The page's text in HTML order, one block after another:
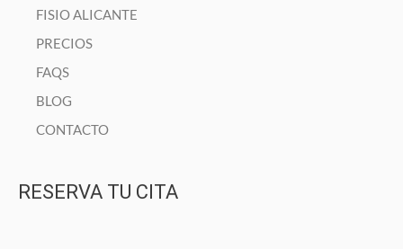
FISIO ALICANTE
PRECIOS
FAQS
BLOG
CONTACTO
RESERVA TU CITA